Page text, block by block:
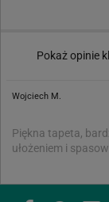
Pokaż opinie
Wojciech M.
Piękna tapeta,
ułożeniem i